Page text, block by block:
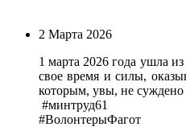
2 Марта 2026
1 марта 2026 года ушла
свое время и силы,
которым, увы, не суждено
#минтруд61
#ВолонтерыФагот